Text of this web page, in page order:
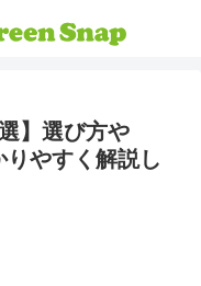
】選び方や
やすく解説し